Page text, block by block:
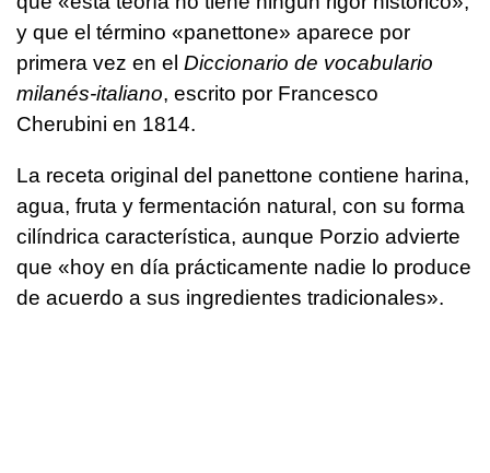
y que el término «panettone» aparece por
primera vez en el Diccionario de vocabulario
milanés-italiano, escrito por Francesco
Cherubini en 1814.
La receta original del panettone contiene harina,
agua, fruta y fermentación natural, con su forma
cilíndrica característica, aunque Porzio advierte
que «hoy en día prácticamente nadie lo produce
de acuerdo a sus ingredientes tradicionales».